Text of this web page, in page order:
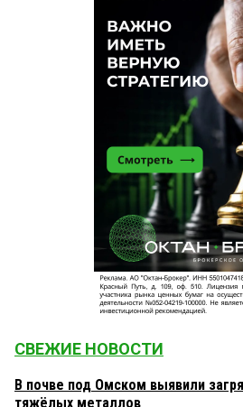
СВЕЖИЕ НОВОСТИ
В почве под Омском выявили
тяжёлых металлов